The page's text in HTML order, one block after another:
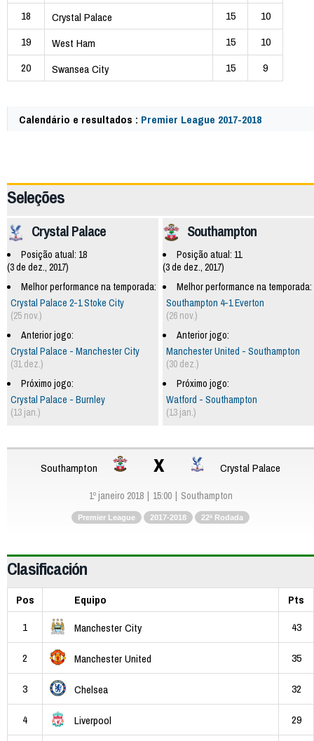
18
Crystal Palace 15
10
19
West Ham 15
10
20
Swansea City 15 9
Calendário e resultados : Premier League 2017-2018
Seleções
Southampton
Posição atual: 11
(3 de dez., 2017)
Melhor performance na temporada:
Southampton 4-1 Everton
(26 nov.)
Anterior jogo:
Manchester United - Southampton
(30 dez.)
Próximo jogo:
Watford - Southampton
(13 jan.)
Crystal Palace
Posição atual: 18
(3 de dez., 2017)
Melhor performance na temporada:
Crystal Palace 2-1 Stoke City
(25 nov.)
Anterior jogo:
Crystal Palace - Manchester City
(31 dez.)
Próximo jogo:
Crystal Palace - Burnley
(13 jan.)
Southampton x Crystal Palace
1º janeiro 2018 15:00 Southampton
Premier League 2017-2018 22ª Rodada
Clasificación
Pos Equipo
Pts
1
Manchester City 43
2 Manchester United 35
3 Chelsea 32
4 Liverpool 29